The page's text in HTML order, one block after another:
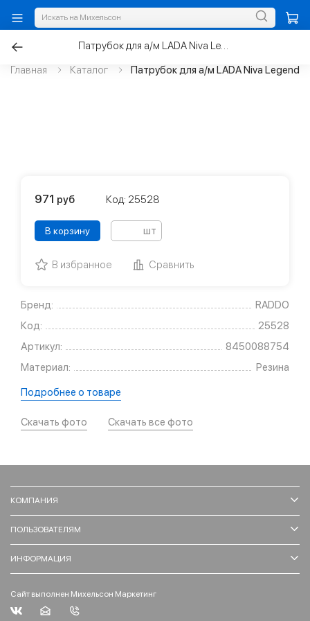
Главная Каталог Патрубок для а/м LADA Niva Legend
Патрубок для а/м LADA Niva Legend 2026 с двс 1.8 впускной трубы
Бренд:
RADDO
Код:
25528
Артикул:
8450088754
Материал:
Резина
Подробнее о товаре
Скачать фото Скачать все фото
971 руб Код: 25528
В корзину шт
В избранное Сравнить
КОМПАНИЯ
ПОЛЬЗОВАТЕЛЯМ
ИНФОРМАЦИЯ
Сайт выполнен Михельсон Маркетинг